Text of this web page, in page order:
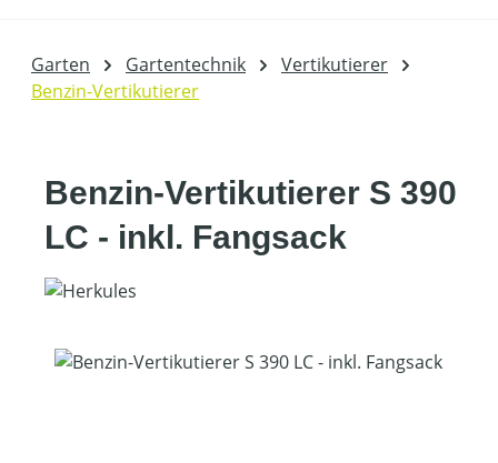
Garten Gartentechnik
Vertikutierer
Benzin-Vertikutierer
Benzin-Vertikutierer S 390
LC - inkl. Fangsack
Bildergalerie überspringen